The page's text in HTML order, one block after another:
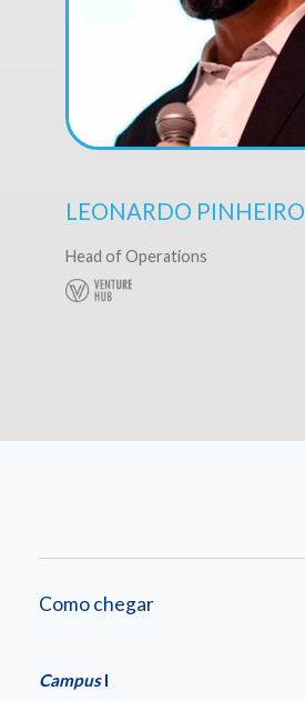
LEONARDO PINHEIRO
Head of Operations
Como chegar
CampusI